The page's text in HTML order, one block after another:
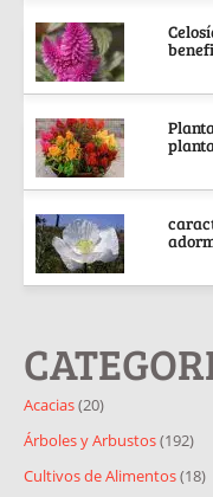
Acacias(20)
Árboles y Arbustos(192)
Cultivos de Alimentos(18)